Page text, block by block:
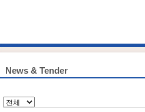
News & Tender